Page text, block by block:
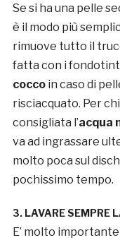
Se si ha una pelle
è il modo più
rimuove tutto il
fatta con i
coccoin caso di
risciacquato. Per
consigliata l’acqua
va ad ingrassare
molto poca sul
pochissimo tempo.
3. LAVARE SEMPRE
E’ molto